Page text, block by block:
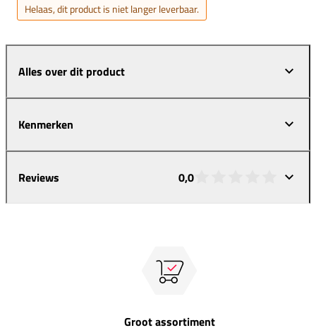
Helaas, dit product is niet langer leverbaar.
Alles over dit product
Kenmerken
Reviews 0,0
Groot assortiment